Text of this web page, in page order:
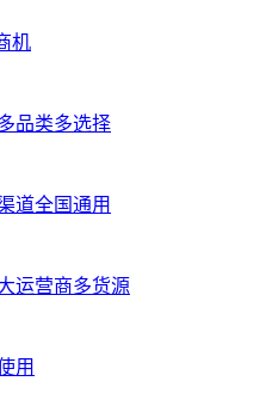
机
品类多选择
道全国通用
运营商多货源
用